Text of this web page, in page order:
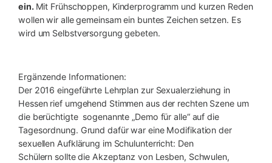
ein. Mit Frühschoppen, Kinderprogramm und kurzen Reden
wollen wir alle gemeinsam ein buntes Zeichen setzen. Es
wird um Selbstversorgung gebeten.
Ergänzende Informationen:
Der 2016 eingeführte Lehrplan zur Sexualerziehung in
Hessen rief umgehend Stimmen aus der rechten Szene um
die berüchtigte sogenannte „Demo für alle“ auf die
Tagesordnung. Grund dafür war eine Modifikation der
sexuellen Aufklärung im Schulunterricht: Den
Schülern sollte die Akzeptanz von Lesben, Schwulen,